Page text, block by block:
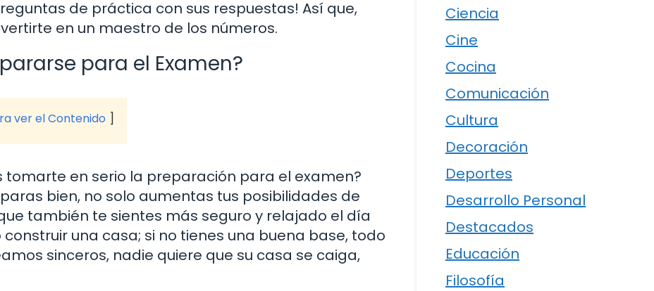
de práctica con sus respuestas! Así que,
en un maestro de los números.
para el Examen?
ver el Contenido
tomarte en serio la preparación para el examen?
bien, no solo aumentas tus posibilidades de
también te sientes más seguro y relajado el día
una casa; si no tienes una buena base, todo
sinceros, nadie quiere que su casa se caiga,
Ciencia
Cine
Cocina
Comunicación
Cultura
Decoración
Deportes
Desarrollo Personal
Destacados
Educación
Filosofía